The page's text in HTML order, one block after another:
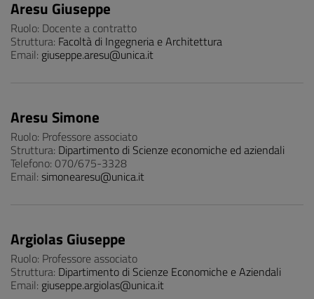
Aresu Giuseppe
Ruolo: Docente a contratto
Struttura: Facoltà di Ingegneria e Architettura
Email: giuseppe.aresu@unica.it
Aresu Simone
Ruolo: Professore associato
Struttura: Dipartimento di Scienze economiche ed aziendali
Telefono: 070/675-3328
Email: simonearesu@unica.it
Argiolas Giuseppe
Ruolo: Professore associato
Struttura: Dipartimento di Scienze Economiche e Aziendali
Email: giuseppe.argiolas@unica.it